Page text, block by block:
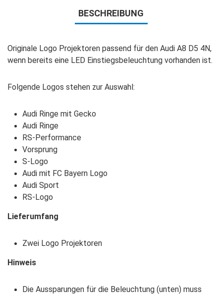
BESCHREIBUNG
Originale Logo Projektoren passend für den Audi A8 D5 4N,
wenn bereits eine LED Einstiegsbeleuchtung vorhanden ist.
Folgende Logos stehen zur Auswahl:
Audi Ringe mit Gecko
Audi Ringe
RS-Performance
Vorsprung
S-Logo
Audi mit FC Bayern Logo
Audi Sport
RS-Logo
Lieferumfang
Zwei Logo Projektoren
Hinweis
Die Aussparungen für die Beleuchtung (unten) muss